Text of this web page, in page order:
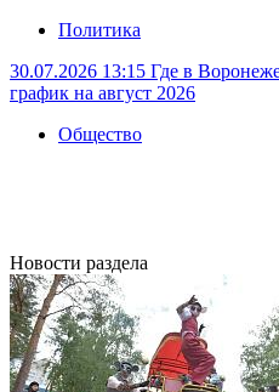
Политика
30.07.2026 13:15 Где в
график на август 2026
Общество
Новости раздела